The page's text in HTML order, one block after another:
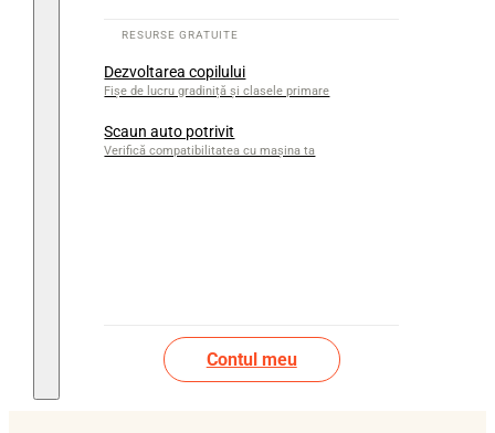
Dezvoltarea copilului
Fișe de lucru gradiniță și clasele primare
Scaun auto potrivit
Verifică compatibilitatea cu mașina ta
Contul meu